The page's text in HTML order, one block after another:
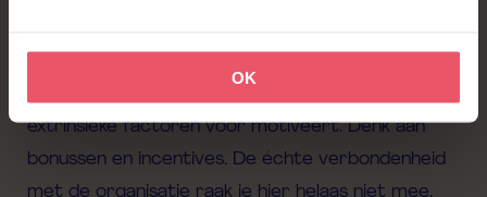
OK
extrinsieke factoren voor motiveert. Denk aan
bonussen en incentives. De échte verbondenheid
met de organisatie raak je hier helaas niet mee.